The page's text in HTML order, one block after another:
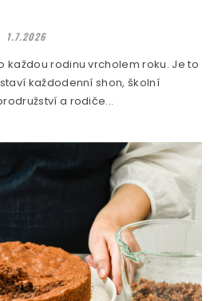
1.7.2026
každou rodinu vrcholem roku. Je to
každodenní shon, školní
a rodiče...